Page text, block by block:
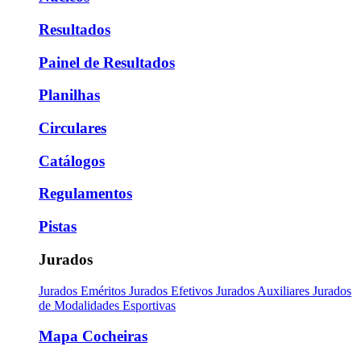
Resultados
Painel de Resultados
Planilhas
Circulares
Catálogos
Regulamentos
Pistas
Jurados
Jurados Eméritos Jurados Efetivos Jurados Auxiliares Jurados
de Modalidades Esportivas
Mapa Cocheiras